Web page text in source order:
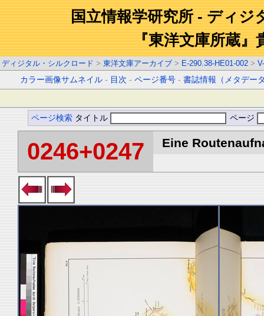
国立情報学研究所 - ディジ
『東洋文庫所蔵』
ディジタル・シルクロード > 東洋文庫アーカイブ > E-290.38-HE01-002 >
カラー画像サムネイル - 目次 -ページ番号 -書誌情報（メタデー
ページ検索 タイトル ページ
0246+0247 Eine